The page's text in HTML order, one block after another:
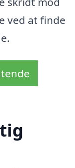
ved at finde